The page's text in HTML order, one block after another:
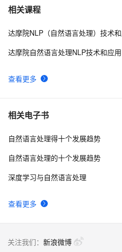
7 大数据中自然语言处理 (NLP)
8 【Python自然语言处理】规则分
相关课程
查看更多
达摩院NLP（自然语言处理）技术
达摩院自然语言处理NLP技术和应用
相关电子书
查看更多
自然语言处理得十个发展趋势
自然语言处理的十个发展趋势
深度学习与自然语言处理
关注我们： 新浪微博